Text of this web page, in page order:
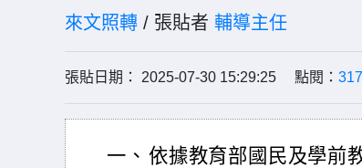
來文照轉 / 張貼者 輔導主任
張貼日期： 2025-07-30 15:29:25 點閱： 317
一、 依據教育部國民及學前